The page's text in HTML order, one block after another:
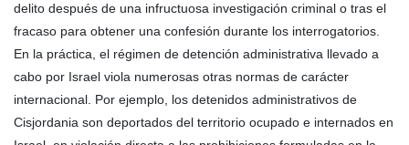
delito después de una infructuosa investigación criminal o tras el
fracaso para obtener una confesión durante los interrogatorios.
En la práctica, el régimen de detención administrativa llevado a
cabo por Israel viola numerosas otras normas de carácter
internacional. Por ejemplo, los detenidos administrativos de
Cisjordania son deportados del territorio ocupado e internados en